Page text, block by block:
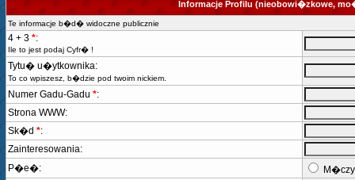
Informacje Profilu (nieobowi�zkowe,
Te informacje b�d� widoczne publicznie
4 + 3 *:
Ile to jest podaj Cyfr� !
Tytu� u�ytkownika:
To co wpiszesz, b�dzie pod twoim nickiem.
Numer Gadu-Gadu *:
Strona WWW:
Sk�d *:
Zainteresowania:
P�e�: